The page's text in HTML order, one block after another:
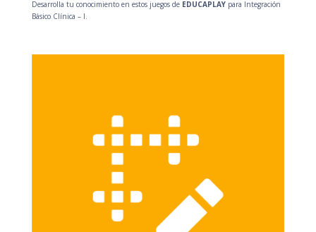
Desarrolla tu conocimiento en estos juegos de EDUCAPLAYpara Integración
Básico Clínica – I.